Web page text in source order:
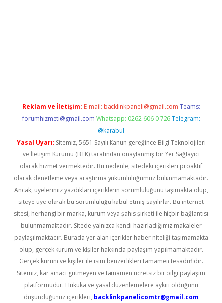
Reklam ve İletişim: E-mail: backlinkpaneli@gmail.com Teams:
forumhizmeti@gmail.com Whatsapp: 0262 606 0 726 Telegram:
@karabul
Yasal Uyarı: Sitemiz, 5651 Sayılı Kanun gereğince Bilgi Teknolojileri
ve İletişim Kurumu (BTK) tarafından onaylanmış bir Yer Sağlayıcı
olarak hizmet vermektedir. Bu nedenle, sitedeki içerikleri proaktif
olarak denetleme veya araştırma yükümlülüğümüz bulunmamaktadır.
Ancak, üyelerimiz yazdıkları içeriklerin sorumluluğunu taşımakta olup,
siteye üye olarak bu sorumluluğu kabul etmiş sayılırlar. Bu internet
sitesi, herhangi bir marka, kurum veya şahıs şirketi ile hiçbir bağlantısı
bulunmamaktadır. Sitede yalnızca kendi hazırladığımız makaleler
paylaşılmaktadır. Burada yer alan içerikler haber niteliği taşımamakta
olup, gerçek kurum ve kişiler hakkında paylaşım yapılmamaktadır.
Gerçek kurum ve kişiler ile isim benzerlikleri tamamen tesadüfidir.
Sitemiz, kar amacı gütmeyen ve tamamen ücretsiz bir bilgi paylaşım
platformudur. Hukuka ve yasal düzenlemelere aykırı olduğunu
düşündüğünüz içerikleri, backlinkpanelicomtr@gmail.com